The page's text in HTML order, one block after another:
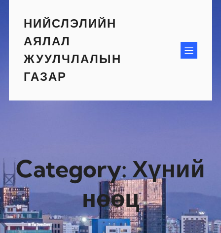
contentНИЙСЛЭЛИЙН
АЯЛАЛ
ЖУУЛЧЛАЛЫН
ГАЗАР
Category: Хүний
нөөц